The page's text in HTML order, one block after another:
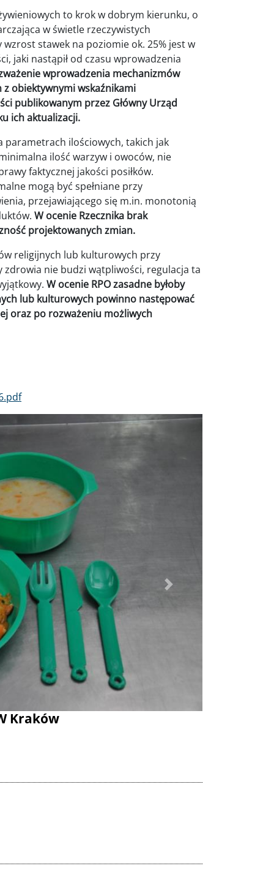
to krok w dobrym kierunku, o
w świetle rzeczywistych
stawek na poziomie ok. 25% jest w
jaki nastąpił od czasu wprowadzenia
wprowadzenia mechanizmów
obiektywnymi wskaźnikami
publikowanym przez Główny Urząd
ich aktualizacji.
ilościowych, takich jak
ilość warzyw i owoców, nie
faktycznej jakości posiłków.
mogą być spełniane przy
przejawiającego się m.in. monotonią
W ocenie Rzecznika brak
projektowanych zmian.
religijnych lub kulturowych przy
nie budzi wątpliwości, regulacja ta
W ocenie RPO zasadne byłoby
lub kulturowych powinno następować
oraz po rozważeniu możliwych
Kraków
Dalej